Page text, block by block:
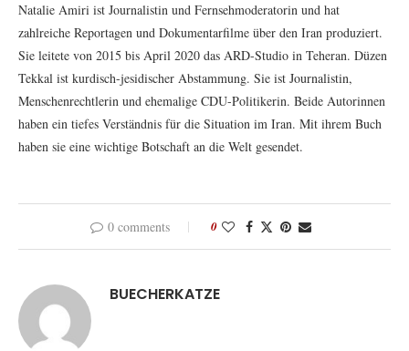
Natalie Amiri ist Journalistin und Fernsehmoderatorin und hat
zahlreiche Reportagen und Dokumentarfilme über den Iran produziert.
Sie leitete von 2015 bis April 2020 das ARD-Studio in Teheran. Düzen
Tekkal ist kurdisch-jesidischer Abstammung. Sie ist Journalistin,
Menschenrechtlerin und ehemalige CDU-Politikerin. Beide Autorinnen
haben ein tiefes Verständnis für die Situation im Iran. Mit ihrem Buch
haben sie eine wichtige Botschaft an die Welt gesendet.
0 comments 0
BUECHERKATZE